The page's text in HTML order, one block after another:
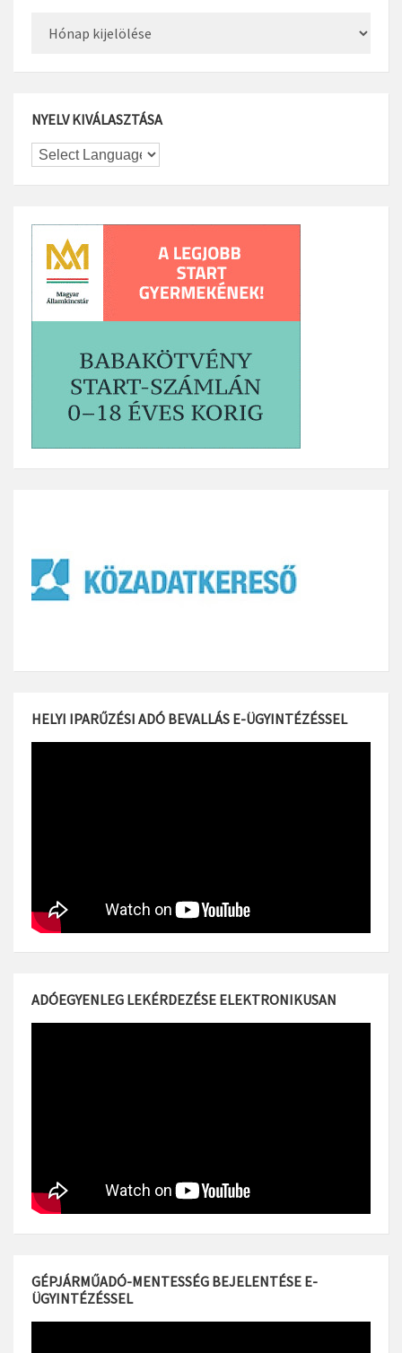
NYELV KIVÁLASZTÁSA
HELYI IPARŰZÉSI ADÓ BEVALLÁS E-ÜGYINTÉZÉSSEL
ADÓEGYENLEG LEKÉRDEZÉSE ELEKTRONIKUSAN
GÉPJÁRMŰADÓ-MENTESSÉG BEJELENTÉSE E-
ÜGYINTÉZÉSSEL